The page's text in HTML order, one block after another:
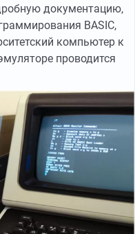
документацию,
BASIC,
компьютер к
проводится